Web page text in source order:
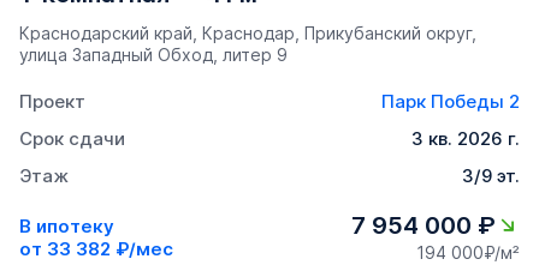
Краснодарский край, Краснодар, Прикубанский округ,
улица Западный Обход, литер 9
Проект
Парк Победы 2
Срок сдачи
3 кв. 2026 г.
Этаж
3/9 эт.
В ипотеку
от 33 382 ₽/мес
7 954 000 ₽
194 000₽/м²